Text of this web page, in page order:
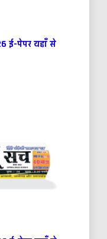
ई-पेपर यहाँ से